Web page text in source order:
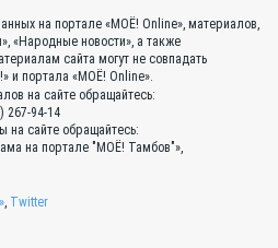
на портале «МОЁ! Online», материалов,
«Народные новости», а также
сайта могут не совпадать
и портала «МОЁ! Online».
на сайте обращайтесь:
267-94-14
сайте обращайтесь:
на портале "МОЁ! Тамбов"»,
, Twitter